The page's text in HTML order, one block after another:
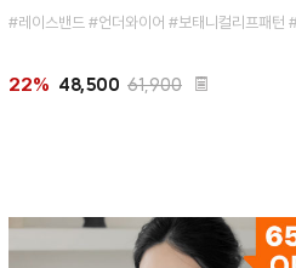
#레이스밴드 #언더와이어 #보태니컬리프패턴
22% 48,500 61,900